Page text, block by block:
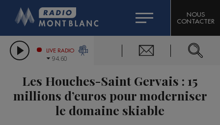
LES CHRONIQUES DE L'EXPERT
CITIZEN MACHINERY
GRAND MASSIF DOMAINES SKIABLES
BIGARD
COMPAGNIE DU MONT-BLANC
NOUS
CONTACTER
LIVE RADIO
94.60
Les Houches-Saint Gervais : 15
millions d’euros pour moderniser
le domaine skiable